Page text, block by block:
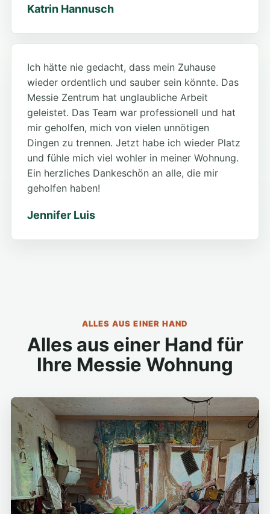
Katrin Hannusch
Ich hätte nie gedacht, dass mein Zuhause
wieder ordentlich und sauber sein könnte. Das
Messie Zentrum hat unglaubliche Arbeit
geleistet. Das Team war professionell und hat
mir geholfen, mich von vielen unnötigen
Dingen zu trennen. Jetzt habe ich wieder Platz
und fühle mich viel wohler in meiner Wohnung.
Ein herzliches Dankeschön an alle, die mir
geholfen haben!
Jennifer Luis
ALLES AUS EINER HAND
Alles aus einer Hand für
Ihre Messie Wohnung